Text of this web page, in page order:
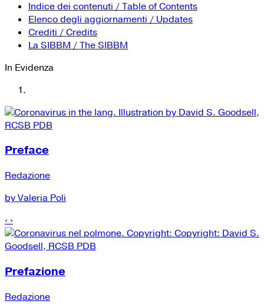
Tutti i siti Zanichelli per la scuola
Collezioni Università
Facebook
Twitter
Instagram
Instagram scuola
Mail
Indice dei contenuti / Table of Contents
Elenco degli aggiornamenti / Updates
Crediti / Credits
La SIBBM / The SIBBM
In Evidenza
Preface
Redazione
by Valeria Poli
‹ ›
Prefazione
Redazione